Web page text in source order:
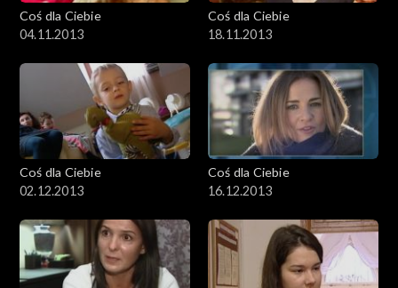
Coś dla Ciebie
04.11.2013
Coś dla Ciebie
18.11.2013
Coś dla Ciebie
02.12.2013
Coś dla Ciebie
16.12.2013